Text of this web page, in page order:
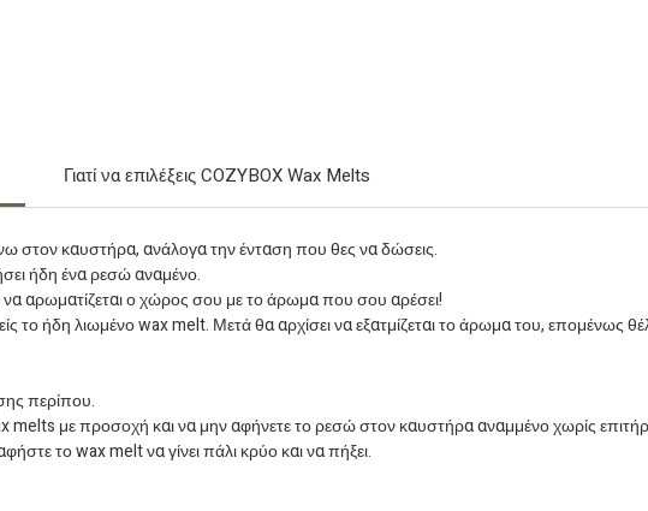
Γιατί να επιλέξεις COZYBOX Wax Melts
στον καυστήρα, ανάλογα την ένταση που θες να δώσεις.
ήδη ένα ρεσώ αναμένο.
αρωματίζεται ο χώρος σου με το άρωμα που σου αρέσει!
το ήδη λιωμένο wax melt. Μετά θα αρχίσει να εξατμίζεται το άρωμα του, επομένως
περίπου.
melts με προσοχή και να μην αφήνετε το ρεσώ στον καυστήρα αναμμένο χωρίς
το wax melt να γίνει πάλι κρύο και να πήξει.